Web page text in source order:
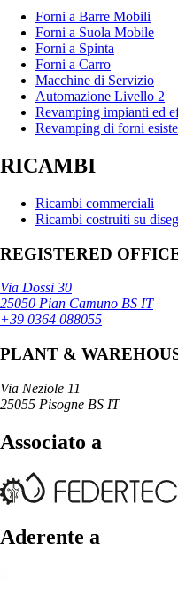
Forni a Barre Mobili
Forni a Suola Mobile
Forni a Spinta
Forni a Carro
Macchine di Servizio
Automazione Livello 2
Revamping impianti ed
Revamping di forni
RICAMBI
Ricambi commerciali
Ricambi costruiti su
REGISTERED
Via Dossi 30
25050 Pian Camuno BS IT
+39 0364 088055
PLANT &
Via Neziole 11
25055 Pisogne BS IT
Associato a
Aderente a